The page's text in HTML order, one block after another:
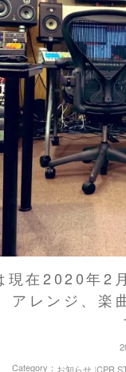
在2020年2
アレンジ、楽
Category： お知らせ CPR